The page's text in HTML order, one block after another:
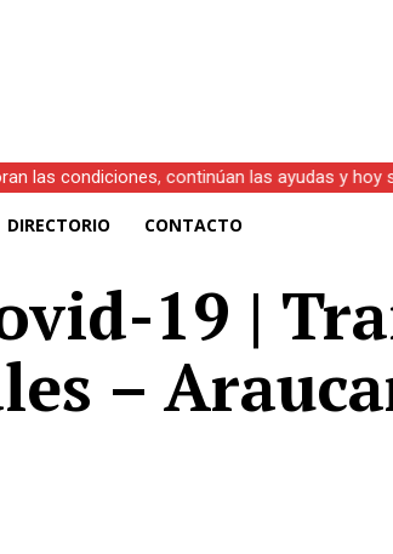
las condiciones, continúan las ayudas y
DIRECTORIO CONTACTO
19 |
–